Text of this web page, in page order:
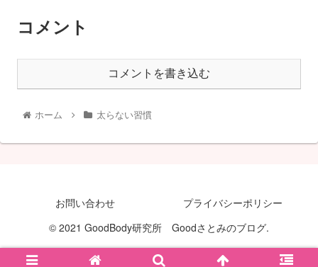
コメント
コメントを書き込む
ホーム 太らない習慣
お問い合わせ
プライバシーポリシー
© 2021 GoodBody研究所 Goodさとみのブログ.